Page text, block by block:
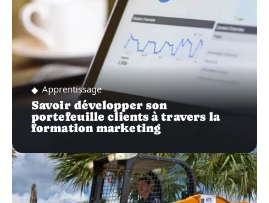
Apprentissage
Savoir développer son
portefeuille clients à travers la
formation marketing